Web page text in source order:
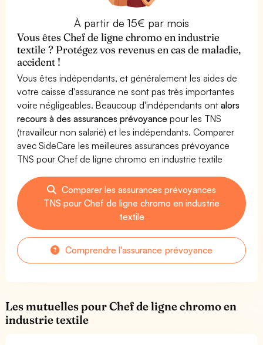
À partir de 15€ par mois
Vous êtes Chef de ligne chromo en industrie
textile ? Protégez vos revenus en cas de maladie,
accident !
Vous êtes indépendants, et généralement les aides de
votre caisse d'assurance ne sont pas très importantes
voire négligeables. Beaucoup d'indépendants ontalors
recours à des assurances prévoyance pour les TNS
(travailleur non salarié) et les indépendants. Comparer
avec SideCare les meilleures assurances prévoyance
TNS pour Chef de ligne chromo en industrie textile
Comparer les assurances prévoyances
TNS pour Chef de ligne chromo en industrie
textile
Comprendre l'assurance prévoyance
Les mutuelles pour Chef de ligne chromo en
industrie textile